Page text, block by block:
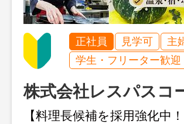
正社員 見学可
主
学生・フリーター歓迎
株式会社レスパスコ
【料理長候補を採用強化中